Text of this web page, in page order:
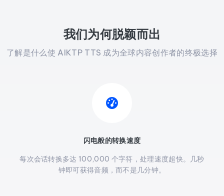
我们为何脱颖而出
了解是什么使 AIKTP TTS 成为全球内容创作者的终极选择
闪电般的转换速度
每次会话转换多达 100,000 个字符，处理速度超快。几秒
钟即可获得音频，而不是几分钟。